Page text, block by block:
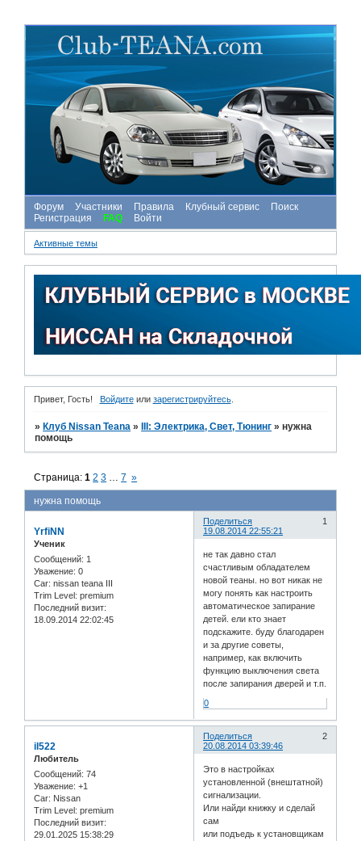
Форум Участники Правила Клубный сервис
Поиск
Регистрация
FAQ Войти
Активные темы
Привет, Гость! Войдитеили зарегистрируйтесь.
» Клуб Nissan Teana » III: Электрика, Свет, Тюнинг »нужна
помощь
нужна помощь
Страница:1 2 3 7 »
Поделиться
1
19.08.2014 22:55:21
YrfiNN
Ученик
Сообщений: 1
Уважение: 0
Car: nissan teana III
Trim Level: premium
Последний визит:
18.09.2014 22:02:45
не так давно стал
счастливым обладателем
новой теаны. но вот никак не
могу понять как настроить
автоматическое запирание
детей. ели кто знает
подскажите. буду благодарен
и за другие советы,
например, как включить
функцию выключения света
после запирания дверей и т.п.
0
Поделиться
2
20.08.2014 03:39:46
il522
Любитель
Сообщений: 74
Уважение: +1
Car: Nissan
Trim Level: premium
Последний визит:
29.01.2025 15:38:29
Это в настройках
установленной (внештатной)
сигнализации.
Или найди книжку и сделай
сам
или подъедь к установщикам